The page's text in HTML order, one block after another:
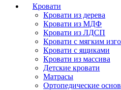
Кровати
Кровати из дерева
Кровати из МДФ
Кровати из ЛДСП
Кровати с мягким
Кровати с ящиками
Кровати из массива
Детские кровати
Матрасы
Ортопедические